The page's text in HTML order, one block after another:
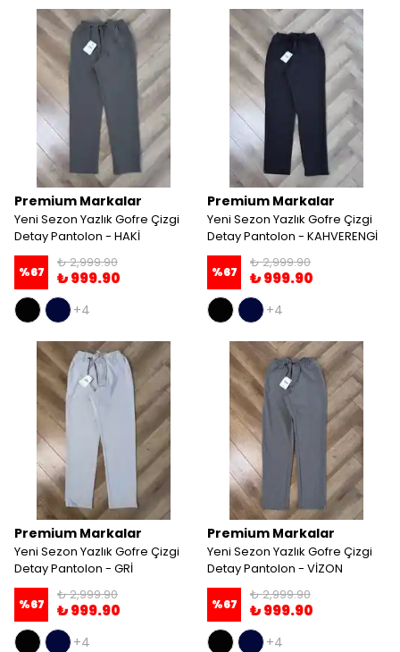
Premium Markalar
Yeni Sezon Yazlık Gofre Çizgi
Detay Pantolon - HAKİ
%67
₺ 2,999.90
₺ 999.90
+4
Premium Markalar
Yeni Sezon Yazlık Gofre Çizgi
Detay Pantolon - KAHVERENGİ
%67
₺ 2,999.90
₺ 999.90
+4
Premium Markalar
Yeni Sezon Yazlık Gofre Çizgi
Detay Pantolon - GRİ
%67
₺ 2,999.90
₺ 999.90
+4
Premium Markalar
Yeni Sezon Yazlık Gofre Çizgi
Detay Pantolon - VİZON
%67
₺ 2,999.90
₺ 999.90
+4